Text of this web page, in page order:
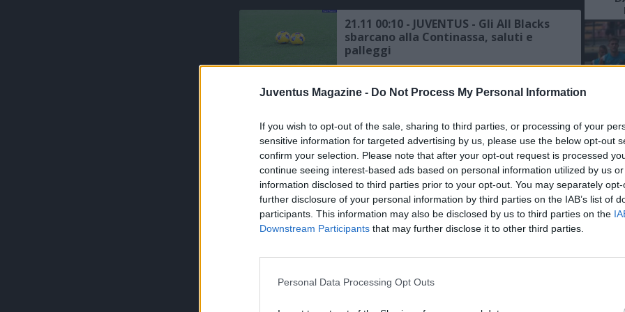
Juventus Magazine - Do Not Process My Personal Information
If you wish to opt-out of the sale, sharing to third parties, or processing of your
sensitive information for targeted advertising by us, please use the below opt-out
confirm your selection. Please note that after your opt-out request is processed
continue seeing interest-based ads based on personal information utilized by us
information disclosed to third parties prior to your opt-out. You may separately
further disclosure of your personal information by third parties on the IAB’s list of
participants. This information may also be disclosed by us to third parties on the
Downstream Participants that may further disclose it to other third parties.
Personal Data Processing Opt Outs
21.11 00:10 - JUVENTUS - Gli All Blacks
sbarcano alla Continassa, saluti e
palleggi
31.10 17:50 - JUVENTUS - Ferrero:
"L'Italia del rugby all'Allianz? Siamo
26.07 11:27 - TV - Su DAZN le
amichevoli estive di Juventus, Inter,
Milan, Roma, Lazio, Atalanta,
Fiorentina e Torino
06.06 15:53 - Rugby, Italia-All Blacks a
novembre nello stadio della Juventus
13.11 16:33 - A CASTELLAMMARE -
del